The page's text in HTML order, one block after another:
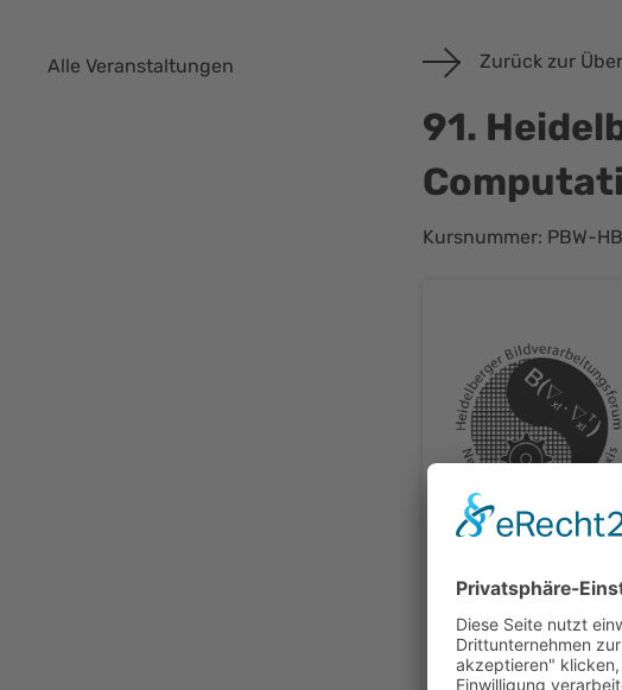
Alle Veranstaltungen Zurück zur
91.
Kursnummer: PBW-
Anmeldefrist
abgelaufen